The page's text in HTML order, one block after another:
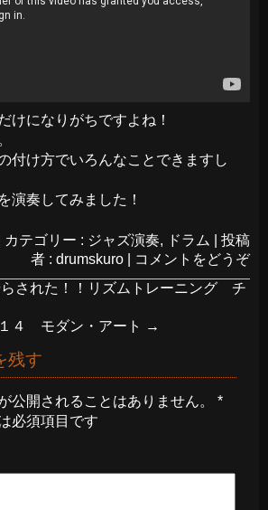
けになりがちですよね！
付け方でいろんなことできますし
演奏してみました！
カテゴリー : ジャズ演奏, ドラム
投稿
者 : drumskuro
コメントをどうぞ
らされた！！リズムトレーニング チ
４ モダン・アート
→
残す
公開されることはありません。
*
必須項目です